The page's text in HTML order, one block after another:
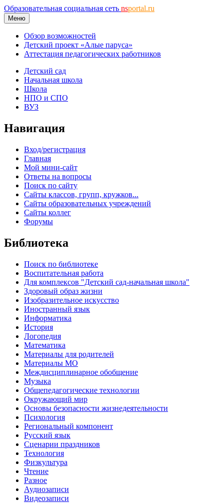
Образовательная социальная сеть nsportal.ru
Меню
Обзор возможностей
Детский проект «Алые паруса»
Аттестация педагогических работников
Детский сад
Начальная школа
Школа
НПО и СПО
ВУЗ
Навигация
Вход/регистрация
Главная
Мой мини-сайт
Ответы на вопросы
Поиск по сайту
Сайты классов, групп, кружков...
Сайты образовательных учреждений
Сайты коллег
Форумы
Библиотека
Поиск по библиотеке
Воспитательная работа
Для комплексов "Детский сад-начальная школа"
Здоровый образ жизни
Изобразительное искусство
Иностранный язык
Информатика
История
Логопедия
Математика
Материалы для родителей
Материалы МО
Междисциплинарное обобщение
Музыка
Общепедагогические технологии
Окружающий мир
Основы безопасности жизнедеятельности
Психология
Региональный компонент
Русский язык
Сценарии праздников
Технология
Физкультура
Чтение
Разное
Аудиозаписи
Видеозаписи